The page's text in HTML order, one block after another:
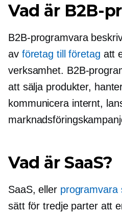
Vad är B2B-
B2B-programvara
av företag till företag att
verksamhet. B2B-
att sälja produkter,
kommunicera internt,
Vad är SaaS?
SaaS, eller programvara
sätt för tredje parter att